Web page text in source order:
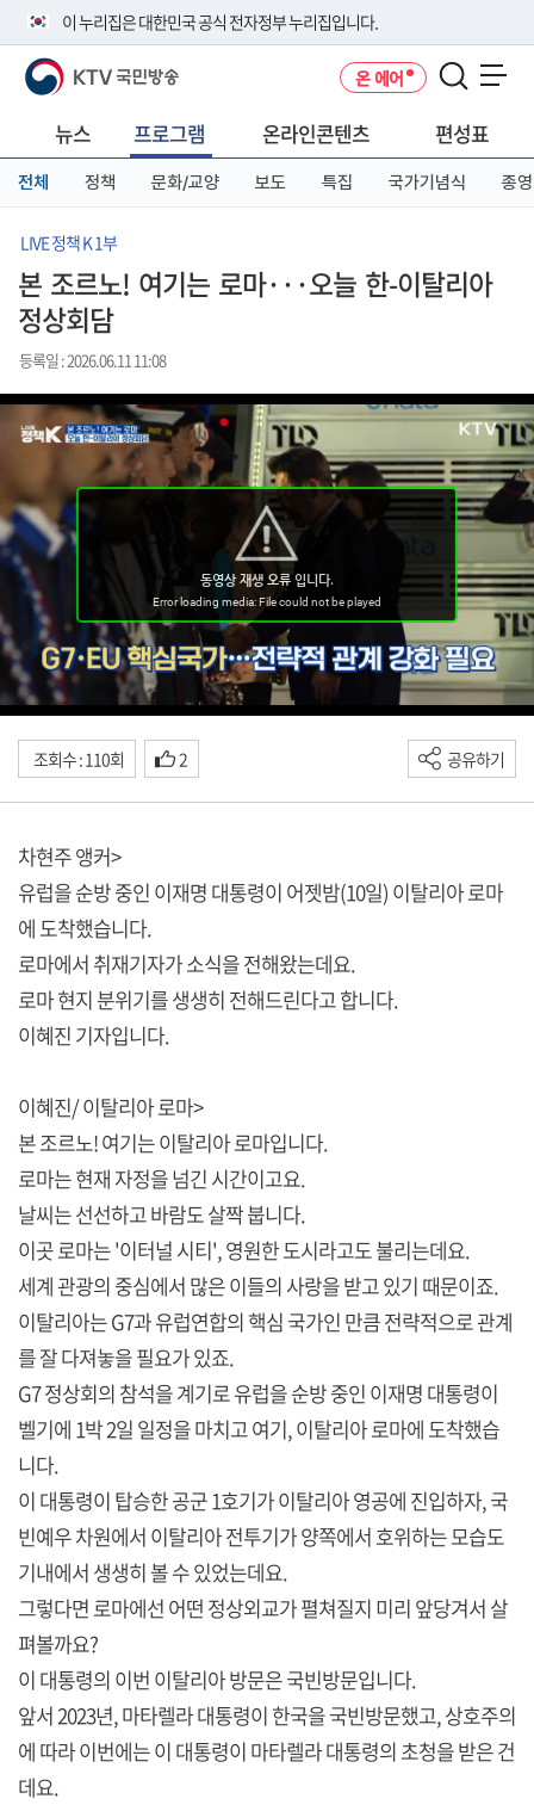
이 누리집은 대한민국 공식 전자정부 누리집입니다.
공식 누리집 주소 확인하기
니다.
이밖에 or.kr 또는 .kr등 다른 도메인 주소를 사용하고 있다면 아래 URL에
서 도메인 주소를 확인해 보세요
KTV 국민방송 온 에어
뉴스 프로그램 온라인콘텐츠 편성표
전체 정책 문화/교양 보도 특집 국가기념식 종영
LIVE 정책 K 1부
본 조르노! 여기는 로마···오늘 한-이탈리아
정상회담
등록일 : 2026.06.11 11:08
조회수 : 110회 2 공유하기
차현주 앵커>
유럽을 순방 중인 이재명 대통령이 어젯밤(10일) 이탈리아 로마
에 도착했습니다.
로마에서 취재기자가 소식을 전해왔는데요.
로마 현지 분위기를 생생히 전해드린다고 합니다.
이혜진 기자입니다.
이혜진/ 이탈리아 로마>
본 조르노! 여기는 이탈리아 로마입니다.
로마는 현재 자정을 넘긴 시간이고요.
날씨는 선선하고 바람도 살짝 붑니다.
이곳 로마는 '이터널 시티', 영원한 도시라고도 불리는데요.
세계 관광의 중심에서 많은 이들의 사랑을 받고 있기 때문이죠.
이탈리아는 G7과 유럽연합의 핵심 국가인 만큼 전략적으로 관계
를 잘 다져놓을 필요가 있죠.
G7 정상회의 참석을 계기로 유럽을 순방 중인 이재명 대통령이
벨기에 1박 2일 일정을 마치고 여기, 이탈리아 로마에 도착했습
니다.
이 대통령이 탑승한 공군 1호기가 이탈리아 영공에 진입하자, 국
빈예우 차원에서 이탈리아 전투기가 양쪽에서 호위하는 모습도
기내에서 생생히 볼 수 있었는데요.
그렇다면 로마에선 어떤 정상외교가 펼쳐질지 미리 앞당겨서 살
펴볼까요?
이 대통령의 이번 이탈리아 방문은 국빈방문입니다.
앞서 2023년, 마타렐라 대통령이 한국을 국빈방문했고, 상호주의
에 따라 이번에는 이 대통령이 마타렐라 대통령의 초청을 받은 건
데요.